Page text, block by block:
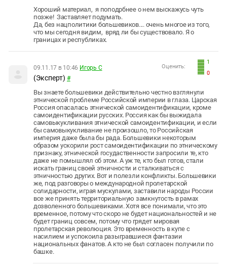
Хороший материал, я поподрбнее о нем выскажусь чуть
позже! Заставляет подумать.
Да, без нацполитики большевиков.... очень многое из того,
что мы сегодня видим, вряд ли бы существовало. Я о
границах и республиках.
1
0
Оценить:
09.11.17 в 10:46 Игорь С
(Эксперт) #
Вы знаете большевики действительно честно взглянули
этнической проблеме Российской империи в глаза. Царская
Россия опасалась этнической самоидентификации, кроме
самоидентификации русских. Россия как бы выжидала
самовыкукливания этнической самоидентификации, и если
бы самовыкукливание не произошло, то Российская
империя даже была бы рада. Большевики некоторым
образом ускорили рост самоидентификации по этническому
признаку, этнической госудаственности запросили те, кто
даже не помышлял об этом. А уж те, кто был готов, стали
искать границ своей этничности и сталкиваться с
этничностью других. Вот и полезли конфликты. Большевики
же, под разговоры о международной пролетарской
солидарности, играя мускулами, заставили народы России
все же принять территориальную замкнутость в рамах
дозволенного большевиками. Хотя все понимали, что это
временное, потому что скоро не будет национальностей и не
будет границ совсем, потому что грядет мировая
пролетарская революция. Это временность в купе с
насилием и успокоила разыгравшиеся фантазии
национальных фанатов. А кто не был согласен получили по
башке.